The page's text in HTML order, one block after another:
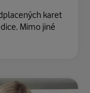
karet
Mimo jiné